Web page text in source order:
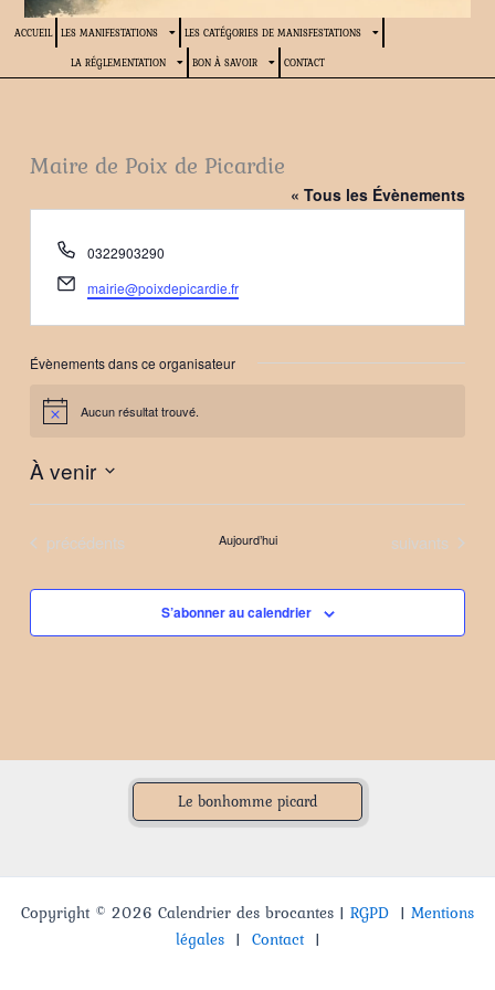
ACCUEIL LES MANIFESTATIONS LES CATÉGORIES DE MANISFESTATIONS
LA RÉGLEMENTATION BON À SAVOIR CONTACT
Maire de Poix de Picardie
« Tous les Évènements
Téléphone
0322903290
Email
mairie@poixdepicardie.fr
Évènements dans ce organisateur
Notice Aucun résultat trouvé.
À venir
Sélectionnez
date.Évènements
précédents Aujourd’hui Évènements
suivants
S’abonner au calendrier
Le bonhomme picard
Copyright © 2026 Calendrier des brocantes | RGPD | Mentions
légales| Contact|